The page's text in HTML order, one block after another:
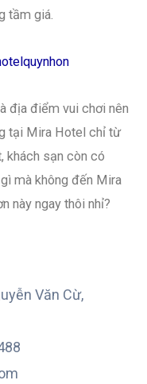
tầm giá.
địa điểm vui chơi nên
tại Mira Hotel chỉ từ
khách sạn còn có
mà không đến Mira
này ngay thôi nhỉ?
Văn Cừ,